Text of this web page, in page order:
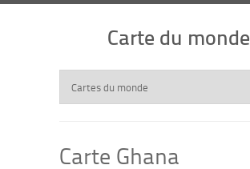
Carte du monde
Carte Ghana